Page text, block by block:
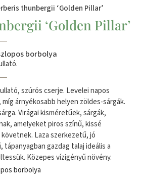
thunbergii ‘Golden Pillar’
‘Golden Pillar’
borbolya
szúrós cserje. Levelei napos
árnyékosabb helyen zöldes-sárgák.
Virágai kisméretűek, sárgák,
amelyeket piros színű, kissé
Laza szerkezetű, jó
gazdag talaj ideális a
Közepes vízigényű növény.
borbolya